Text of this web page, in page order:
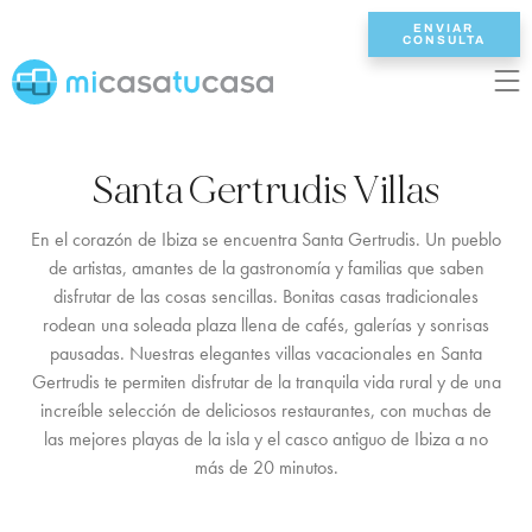
VILLAS
2/3 DORMITORIOS
4 DORMITORIOS
5 DORMITORIOS
6+ DORMITORIOS
ENVIAR
CONSULTA
Santa Gertrudis Villas
En el corazón de Ibiza se encuentra Santa Gertrudis. Un pueblo
de artistas, amantes de la gastronomía y familias que saben
disfrutar de las cosas sencillas. Bonitas casas tradicionales
rodean una soleada plaza llena de cafés, galerías y sonrisas
pausadas. Nuestras elegantes villas vacacionales en Santa
Gertrudis te permiten disfrutar de la tranquila vida rural y de una
increíble selección de deliciosos restaurantes, con muchas de
las mejores playas de la isla y el casco antiguo de Ibiza a no
más de 20 minutos.